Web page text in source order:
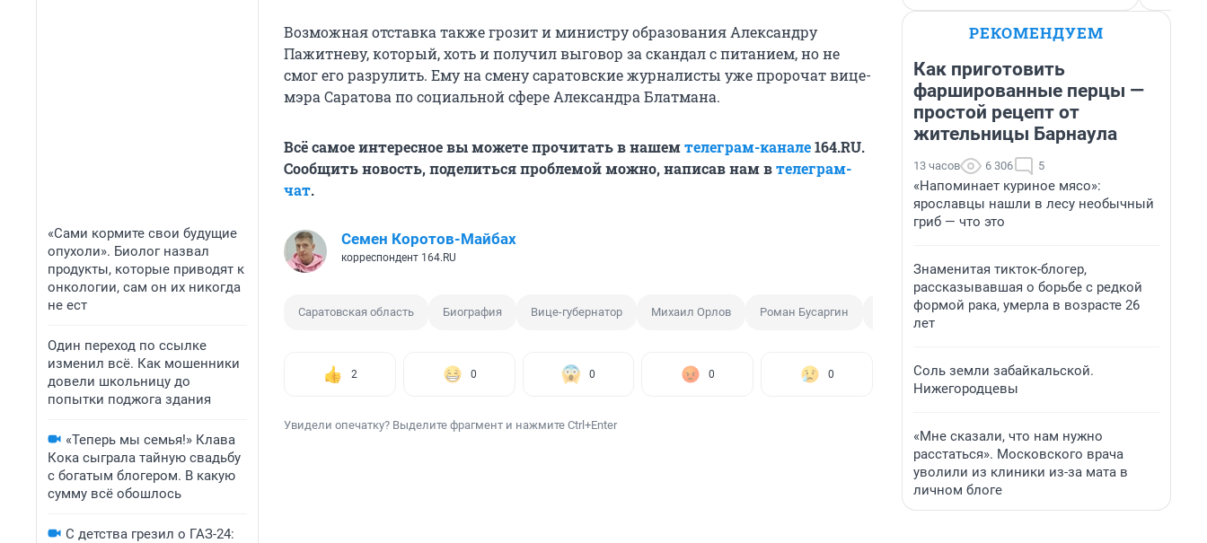
«Сами кормите свои будущие
опухоли». Биолог назвал
продукты, которые приводят к
онкологии, сам он их никогда
не ест
Один переход по ссылке
изменил всё. Как мошенники
довели школьницу до
попытки поджога здания
«Теперь мы семья!» Клава
Кока сыграла тайную свадьбу
с богатым блогером. В какую
сумму всё обошлось
С детства грезил о ГАЗ-24:
Возможная отставка также грозит и министру образования Александру
Пажитневу, который, хоть и получил выговор за скандал с питанием, но не
смог его разрулить. Ему на смену саратовские журналисты уже пророчат вице-
мэра Саратова по социальной сфере Александра Блатмана.
Всё самое интересное вы можете прочитать в нашемтелеграм-канале164.RU.
Сообщить новость, поделиться проблемой можно, написав нам втелеграм-
чат.
Семен Коротов-Майбах
корреспондент 164.RU
Саратовская область Биография Вице-губернатор Михаил Орлов Роман Бусаргин Валерий Радаев
2 0 0 0 0
Увидели опечатку? Выделите фрагмент и нажмите Ctrl+Enter
РЕКОМЕНДУЕМ
Как приготовить
фаршированные перцы —
простой рецепт от
жительницы Барнаула
13 часов 6 306 5
«Напоминает куриное мясо»:
ярославцы нашли в лесу необычный
гриб — что это
Знаменитая тикток-блогер,
рассказывавшая о борьбе с редкой
формой рака, умерла в возрасте 26
лет
Соль земли забайкальской.
Нижегородцевы
«Мне сказали, что нам нужно
расстаться». Московского врача
уволили из клиники из-за мата в
личном блоге